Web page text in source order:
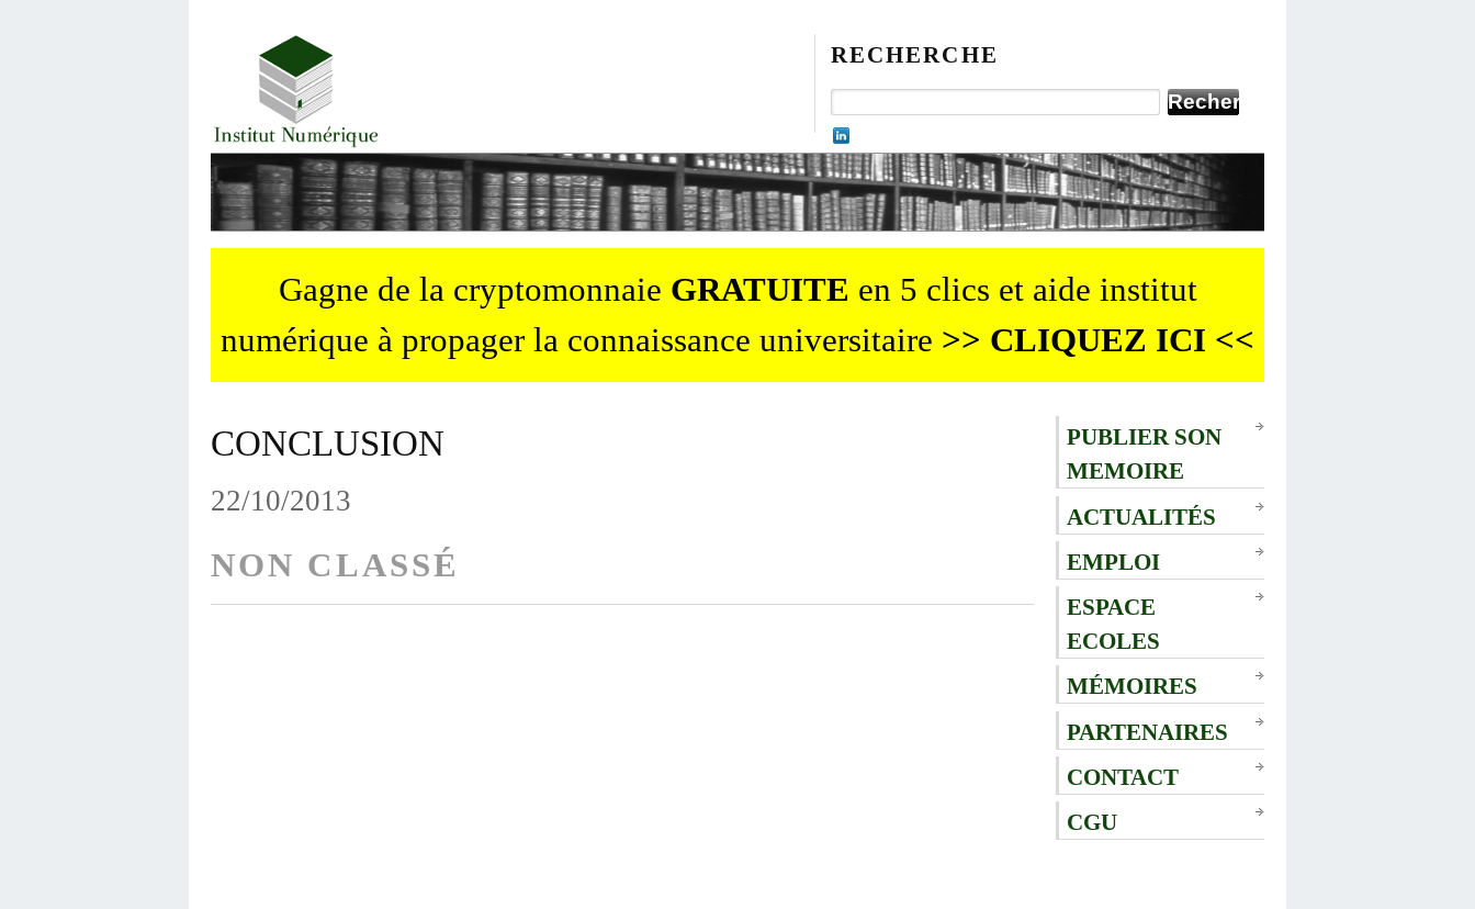
RECHERCHE
Gagne de la cryptomonnaie GRATUITE en 5 clics et aide institut
numérique à propager la connaissance universitaire >> CLIQUEZ ICI <<
CONCLUSION
22/10/2013
NON CLASSÉ
PUBLIER SON
MEMOIRE
ACTUALITÉS
EMPLOI
ESPACE
ECOLES
MÉMOIRES
PARTENAIRES
CONTACT
CGU